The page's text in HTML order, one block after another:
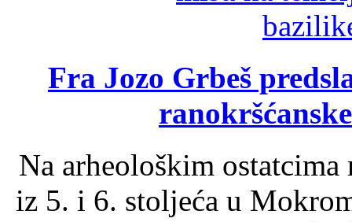
Fra Jozo Grbeš
Na arheološkim
iz 5. i 6. stoljeća u